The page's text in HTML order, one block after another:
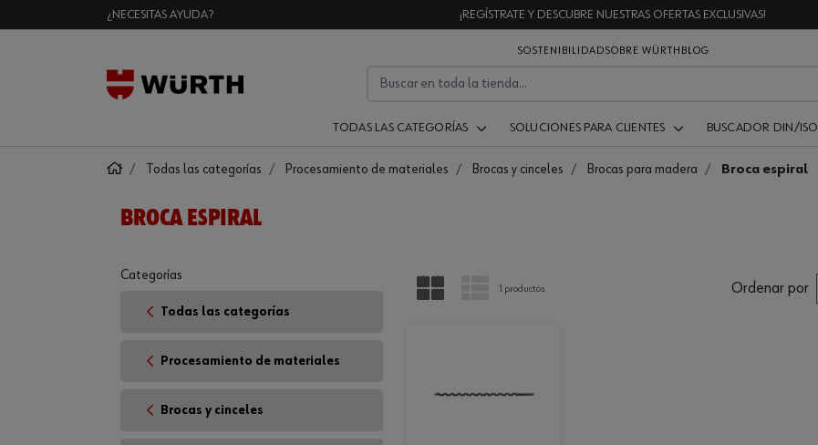
¿NECESITAS AYUDA? ¡REGÍSTRATE Y DESCUBRE NUESTRAS OFERTAS EXCLUSIVAS!
SOSTENIBILIDADSOBRE WÜRTH BLOG
TODAS LAS CATEGORÍAS SOLUCIONES PARA CLIENTES BUSCADOR DIN/ISO
Todas las categorías Procesamiento de materiales Brocas y cinceles Brocas para madera Broca espiral
BROCA ESPIRAL
PARRILLA LISTA
1 productos Ordenar por
Categorías
Todas las categorías
Procesamiento de materiales
Brocas y cinceles